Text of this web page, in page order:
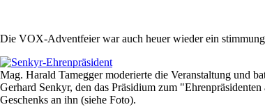
Die VOX-Adventfeier war auch heuer wieder ein
Mag. Harald Tamegger moderierte die Veranstaltung und
Gerhard Senkyr, den das Präsidium zum
Geschenks an ihn (siehe Foto).